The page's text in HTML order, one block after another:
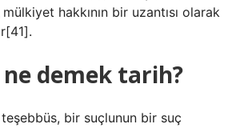
hakkının bir uzantısı olarak
ne demek tarih?
bir suçlunun bir suç